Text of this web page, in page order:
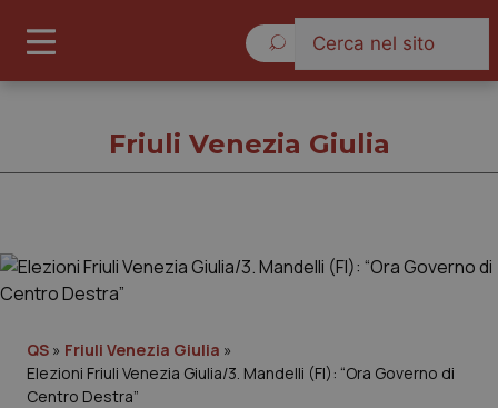
Governo e Parlamento
Friuli Venezia Giulia
QS » Friuli Venezia Giulia »
Elezioni Friuli Venezia Giulia/3. Mandelli (FI): “Ora Governo di
Centro Destra”